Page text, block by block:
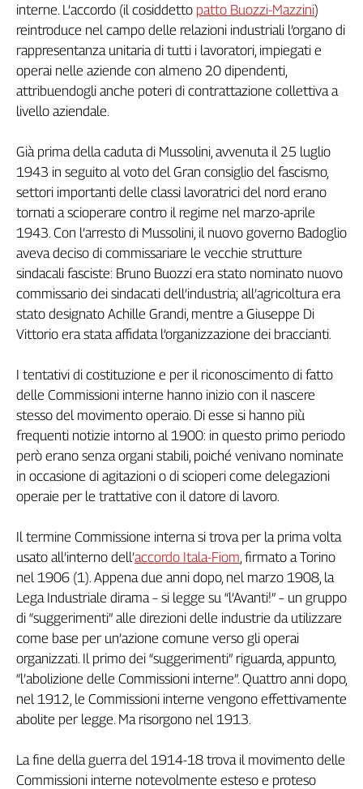
G8
di
Genova,
il
sangue
della
ragione
anni
Cgil
Collettiva
Academy
Collettiva
Play
Rubriche
Collettiva
Talk
Collettiva
Girasoli
Il
Sassolino
Linea
Economica
Tech
Easy
Inserti
Idea
Diffusa
Le
trasmissioni
tv
Work
Progress
L'Italia
interne. L’accordo (il cosiddetto patto Buozzi-Mazzini)
reintroduce nel campo delle relazioni industriali l’organo di
rappresentanza unitaria di tutti i lavoratori, impiegati e
operai nelle aziende con almeno 20 dipendenti,
attribuendogli anche poteri di contrattazione collettiva a
livello aziendale.
Già prima della caduta di Mussolini, avvenuta il 25 luglio
1943 in seguito al voto del Gran consiglio del fascismo,
settori importanti delle classi lavoratrici del nord erano
tornati a scioperare contro il regime nel marzo-aprile
1943. Con l’arresto di Mussolini, il nuovo governo Badoglio
aveva deciso di commissariare le vecchie strutture
sindacali fasciste: Bruno Buozzi era stato nominato nuovo
commissario dei sindacati dell’industria; all’agricoltura era
stato designato Achille Grandi, mentre a Giuseppe Di
Vittorio era stata affidata l’organizzazione dei braccianti.
I tentativi di costituzione e per il riconoscimento di fatto
delle Commissioni interne hanno inizio con il nascere
stesso del movimento operaio. Di esse si hanno più
frequenti notizie intorno al 1900: in questo primo periodo
però erano senza organi stabili, poiché venivano nominate
in occasione di agitazioni o di scioperi come delegazioni
operaie per le trattative con il datore di lavoro.
Il termine Commissione interna si trova per la prima volta
usato all’interno dell’accordo Itala-Fiom , firmato a Torino
nel 1906 (1). Appena due anni dopo, nel marzo 1908, la
Lega Industriale dirama – si legge su “l’Avanti!” – un gruppo
di “suggerimenti” alle direzioni delle industrie da utilizzare
come base per un’azione comune verso gli operai
organizzati. Il primo dei “suggerimenti” riguarda, appunto,
“l’abolizione delle Commissioni interne”. Quattro anni dopo,
nel 1912, le Commissioni interne vengono effettivamente
abolite per legge. Ma risorgono nel 1913.
La fine della guerra del 1914-18 trova il movimento delle
Commissioni interne notevolmente esteso e proteso